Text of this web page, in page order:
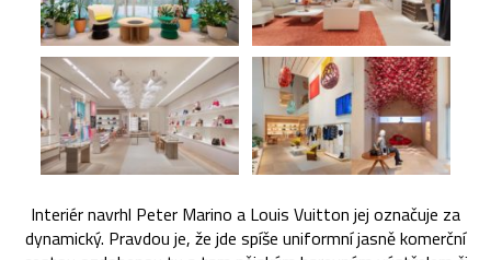
Interiér navrhl Peter Marino a Louis Vuitton jej označuje za
dynamický. Pravdou je, že jde spíše uniformní jasně komerční